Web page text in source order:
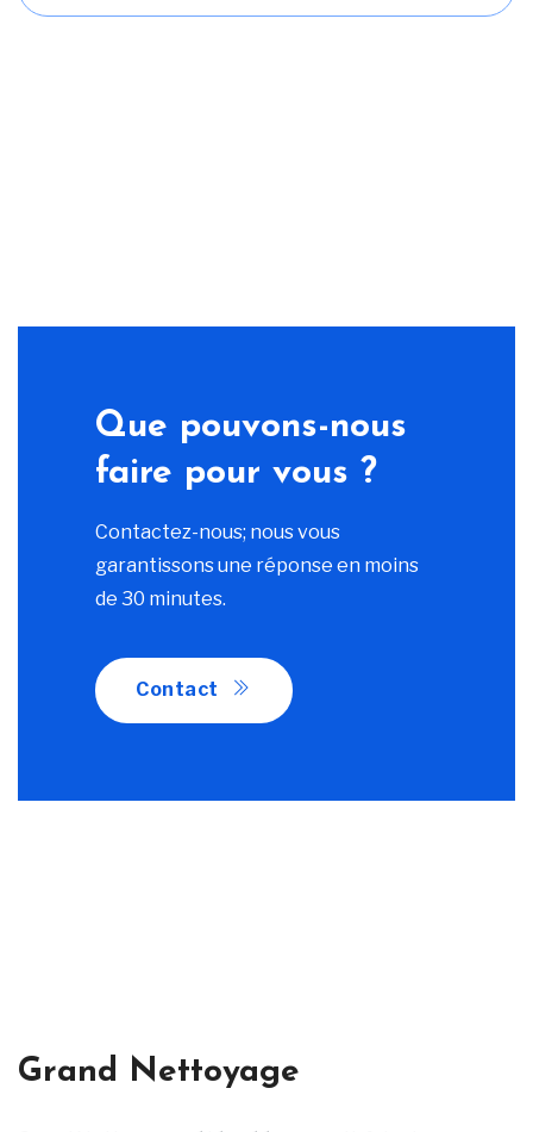
Que pouvons-nous
faire pour vous ?
Contactez-nous; nous vous
garantissons une réponse en moins
de 30 minutes.
Contact
Grand Nettoyage